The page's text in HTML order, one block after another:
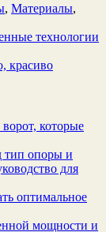
, Материалы,
технологии
красиво
которые
тип опоры и
для
оптимальное
мощности и